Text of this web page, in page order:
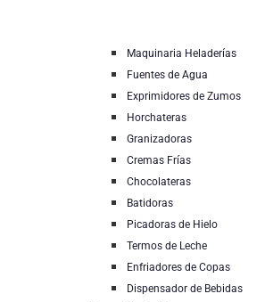
Maquinaria Heladerías
Fuentes de Agua
Exprimidores de Zumos
Horchateras
Granizadoras
Cremas Frías
Chocolateras
Batidoras
Picadoras de Hielo
Termos de Leche
Enfriadores de Copas
Dispensador de Bebidas